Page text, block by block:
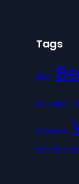
Tags
2025
Lichtenberg
Tontechnik